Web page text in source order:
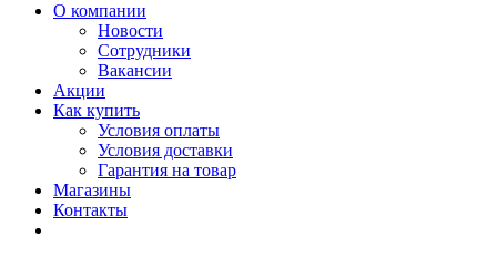
О компании
Новости
Сотрудники
Вакансии
Акции
Как купить
Условия оплаты
Условия доставки
Гарантия на товар
Магазины
Контакты